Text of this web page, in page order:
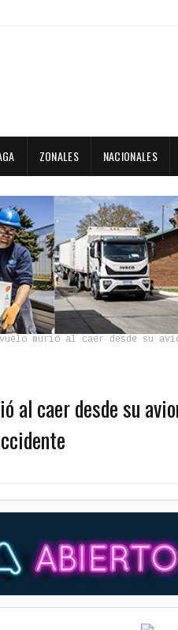
ZONALES NACIONALES
murió al caer desde su
al caer desde su